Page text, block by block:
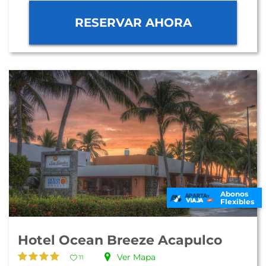
RESERVAR AHORA
Abonos
Flexibles
Hotel Ocean Breeze Acapulco
11
Ver Mapa